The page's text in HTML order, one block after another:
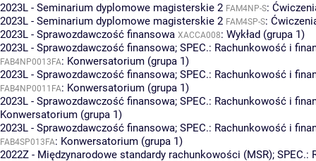
2023L - Seminarium dyplomowe magisterskie 2 FAM4NP-S:
2023L - Seminarium dyplomowe magisterskie 2 FAM4SP-S:
2023L - Sprawozdawczość finansowa XACCA008: Wykład (grupa 1)
2023L - Sprawozdawczość finansowa; SPEC.: Rachunkowość i
FAB4NP0013FA: Konwersatorium (grupa 1)
2023L - Sprawozdawczość finansowa; SPEC.: Rachunkowość i
FAB4NP0011FA: Konwersatorium (grupa 1)
2023L - Sprawozdawczość finansowa; SPEC.: Rachunkowość i
Konwersatorium (grupa 1)
2023L - Sprawozdawczość finansowa; SPEC.: Rachunkowość i
FAB4SP013FA: Konwersatorium (grupa 1)
2022Z - Międzynarodowe standardy rachunkowości (MSR); SPEC.: